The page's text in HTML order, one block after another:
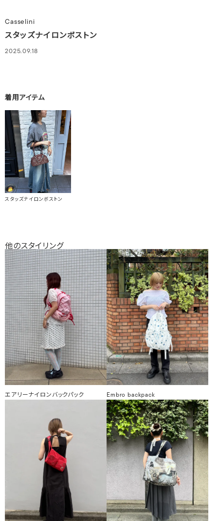
Casselini
スタッズナイロンボストン
2025.09.18
着用アイテム
スタッズナイロンボストン
他のスタイリング
エアリーナイロンバックパック Embro backpack